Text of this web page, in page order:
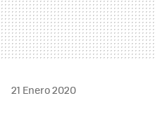
21 Enero 2020